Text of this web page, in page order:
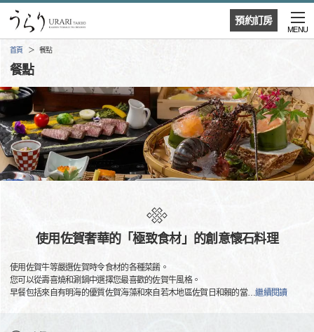
預約訂房
MENU
首頁 餐點
餐點
使用佐賀奢華的「極致食材」的創意懷石料理
使用佐賀牛等嚴選佐賀時令食材的各種菜餚。
您可以從壽喜燒和涮鍋中選擇您最喜歡的佐賀牛風格。
早餐包括來自有明海的優質佐賀海藻和來自若木地區佐賀日和賴的當…繼續閱讀